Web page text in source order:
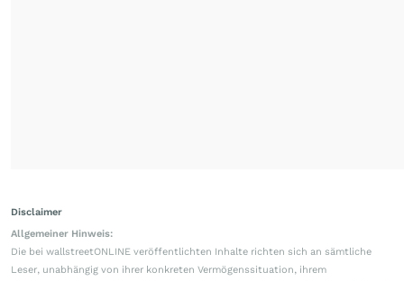
Disclaimer
Allgemeiner Hinweis:
Die bei wallstreetONLINE veröffentlichten Inhalte richten sich an sämtliche
Leser, unabhängig von ihrer konkreten Vermögenssituation, ihrem